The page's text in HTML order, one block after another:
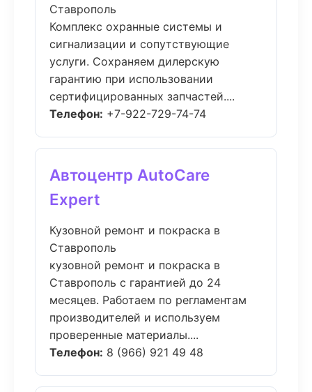
Ставрополь
Комплекс охранные системы и
сигнализации и сопутствующие
услуги. Сохраняем дилерскую
гарантию при использовании
сертифицированных запчастей....
Телефон: +7-922-729-74-74
Автоцентр AutoCare
Expert
Кузовной ремонт и покраска в
Ставрополь
кузовной ремонт и покраска в
Ставрополь с гарантией до 24
месяцев. Работаем по регламентам
производителей и используем
проверенные материалы....
Телефон: 8 (966) 921 49 48